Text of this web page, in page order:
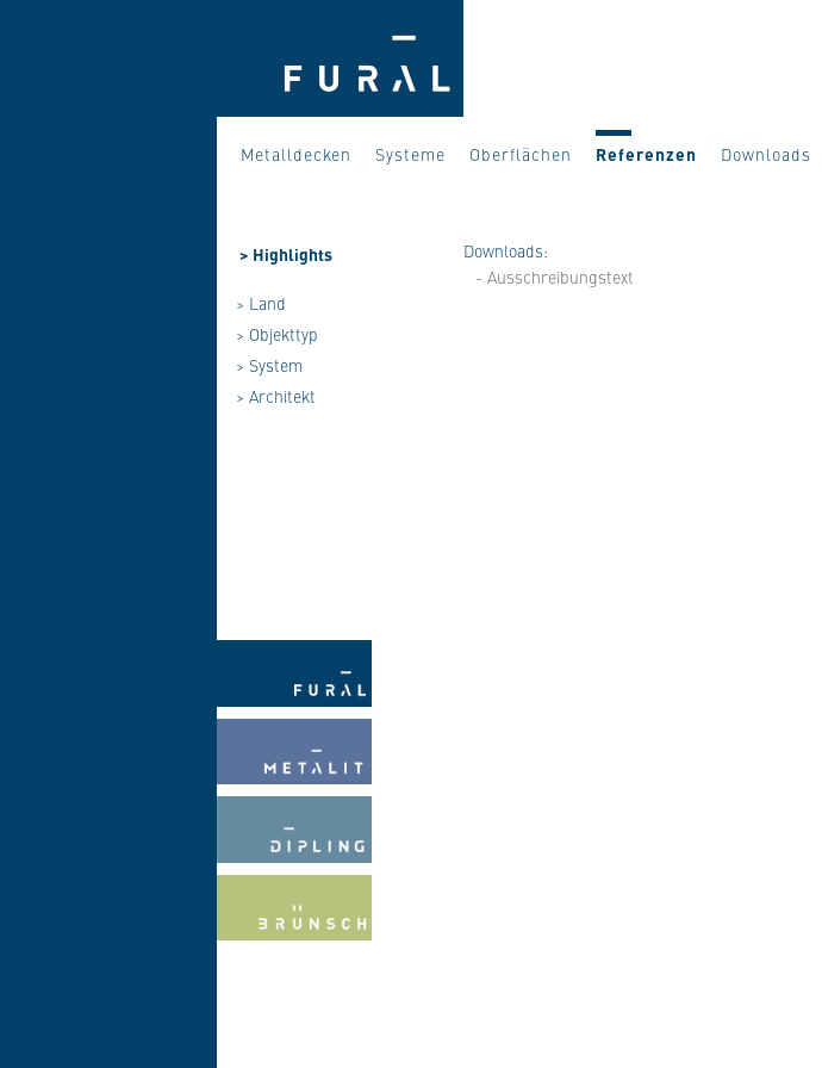
Metalldecken Systeme Oberflächen Referenzen Downloads
> Highlights
> Land
> Objekttyp
> System
> Architekt
Downloads:
- Ausschreibungstext